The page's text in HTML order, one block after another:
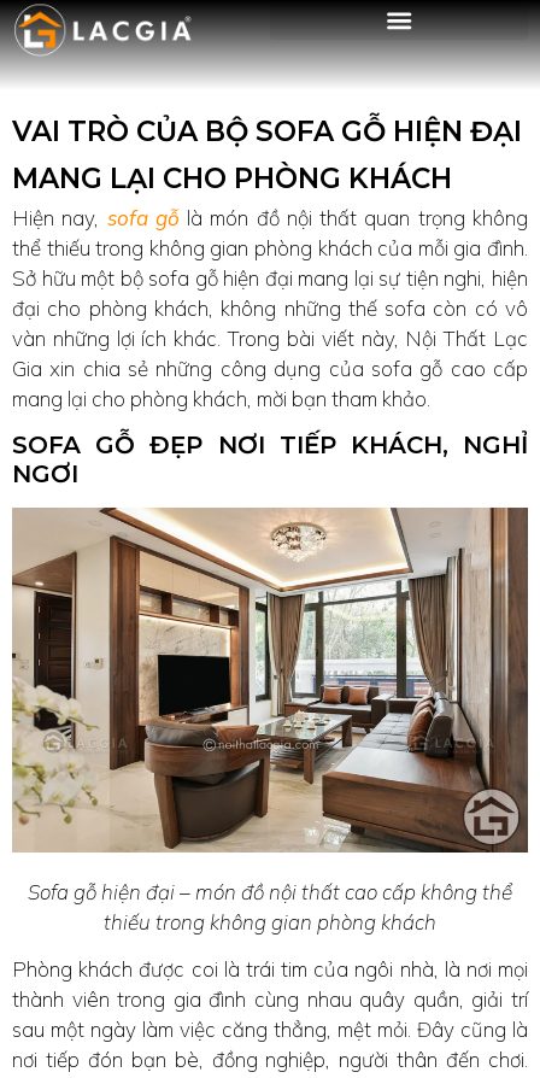
VAI TRÒ CỦA BỘ SOFA GỖ HIỆN ĐẠI
MANG LẠI CHO PHÒNG KHÁCH
Hiện nay, sofa gỗ là món đồ nội thất quan trọng không
thể thiếu trong không gian phòng khách của mỗi gia đình.
Sở hữu một bộ sofa gỗ hiện đại mang lại sự tiện nghi, hiện
đại cho phòng khách, không những thế sofa còn có vô
vàn những lợi ích khác. Trong bài viết này, Nội Thất Lạc
Gia xin chia sẻ những công dụng của sofa gỗ cao cấp
mang lại cho phòng khách, mời bạn tham khảo.
SOFA GỖ ĐẸP NƠI TIẾP KHÁCH, NGHỈ
NGƠI
Sofa gỗ hiện đại – món đồ nội thất cao cấp không thể
thiếu trong không gian phòng khách
Phòng khách được coi là trái tim của ngôi nhà, là nơi mọi
thành viên trong gia đình cùng nhau quây quần, giải trí
sau một ngày làm việc căng thẳng, mệt mỏi. Đây cũng là
nơi tiếp đón bạn bè, đồng nghiệp, người thân đến chơi.